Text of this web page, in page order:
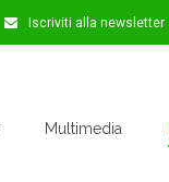
Iscriviti alla newsletter
Multimedia